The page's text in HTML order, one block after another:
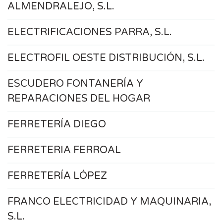
ALMENDRALEJO, S.L.
ELECTRIFICACIONES PARRA, S.L.
ELECTROFIL OESTE DISTRIBUCIÓN, S.L.
ESCUDERO FONTANERÍA Y
REPARACIONES DEL HOGAR
FERRETERÍA DIEGO
FERRETERIA FERROAL
FERRETERÍA LÓPEZ
FRANCO ELECTRICIDAD Y MAQUINARIA,
S.L.